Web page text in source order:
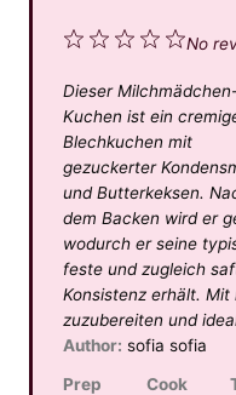
5
t
a
r
s
4
t
a
r
s
3
t
a
r
s
2
t
a
r
s
1
t
a
r
No
Dieser
Kuchen ist ein
Blechkuchen mit
gezuckerter
und Butterkeksen.
dem Backen wird er
wodurch er seine
feste und zugleich
Konsistenz erhält.
zuzubereiten und
Author: sofia sofia
Prep
Cook